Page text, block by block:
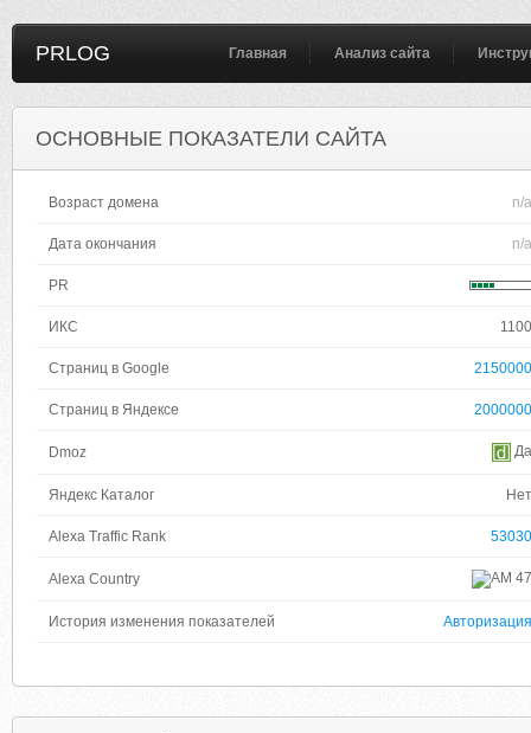
PRLOG Главная Анализ сайта
ОСНОВНЫЕ ПОКАЗАТЕЛИ САЙТА
Возраст домена n/a
Дата окончания n/a
PR
ИКС 1100
Страниц в Google 2150000
Страниц в Яндексе 2000000
Dmoz Да
Яндекс Каталог Нет
Alexa Traffic Rank 53030
Alexa Country 47
История изменения показателей Авторизация